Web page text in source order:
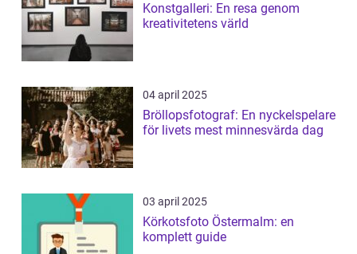
Konstgalleri: En resa genom
kreativitetens värld
04 april 2025
Bröllopsfotograf: En nyckelspelare
för livets mest minnesvärda dag
03 april 2025
Körkotsfoto Östermalm: en
komplett guide